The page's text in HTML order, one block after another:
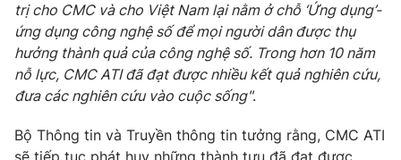
VTV9 VTV8
Liên hệ tòa soạn English
trị cho CMC và cho Việt Nam lại nằm ở chỗ ‘Ứng dụng’-
ứng dụng công nghệ số để mọi người dân được thụ
hưởng thành quả của công nghệ số. Trong hơn 10 năm
nỗ lực, CMC ATI đã đạt được nhiều kết quả nghiên cứu,
đưa các nghiên cứu vào cuộc sống".
Bộ Thông tin và Truyền thông tin tưởng rằng, CMC ATI